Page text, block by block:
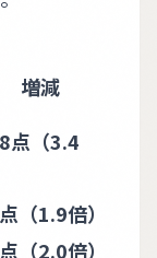
増減
点（3.4
（1.9倍）
（2.0倍）